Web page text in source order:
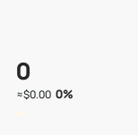
0
≈$0.00 0%